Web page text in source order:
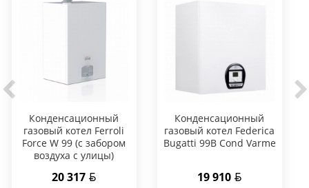
Конденсационный
газовый котел Ferroli
Force W 99 (с забором
воздуха с улицы)
20 317
Конденсационный
газовый котел Federica
Bugatti 99B Cond Varme
19 910